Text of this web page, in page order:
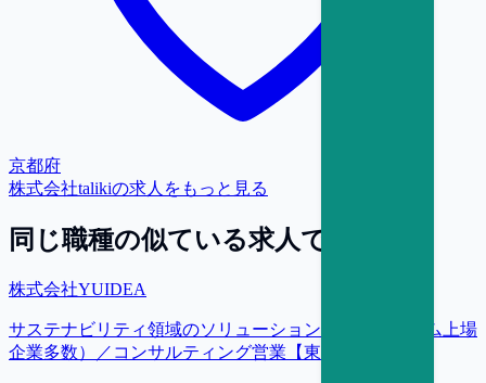
京都府
株式会社talikiの求人をもっと見る
同じ職種の似ている求人で探す
株式会社YUIDEA
サステナビリティ領域のソリューション提案（プライム上場
企業多数）／コンサルティング営業【東京】